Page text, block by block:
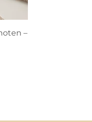
–